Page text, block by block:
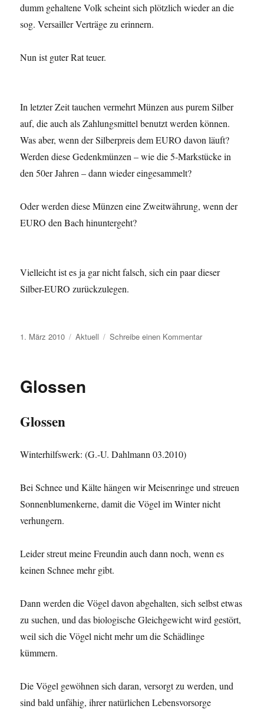
dumm gehaltene Volk scheint sich plötzlich wieder an die
sog. Versailler Verträge zu erinnern.
Nun ist guter Rat teuer.
In letzter Zeit tauchen vermehrt Münzen aus purem Silber
auf, die auch als Zahlungsmittel benutzt werden können.
Was aber, wenn der Silberpreis dem EURO davon läuft?
Werden diese Gedenkmünzen – wie die 5-Markstücke in
den 50er Jahren – dann wieder eingesammelt?
Oder werden diese Münzen eine Zweitwährung, wenn der
EURO den Bach hinuntergeht?
Vielleicht ist es ja gar nicht falsch, sich ein paar dieser
Silber-EURO zurückzulegen.
Veröffentlicht
1. März 2010 Kategorien
Aktuell Schreibe einen Kommentarzu
Glossen
Glossen
Winterhilfswerk: (G.-U. Dahlmann 03.2010)
Bei Schnee und Kälte hängen wir Meisenringe und streuen
Sonnenblumenkerne, damit die Vögel im Winter nicht
verhungern.
Leider streut meine Freundin auch dann noch, wenn es
keinen Schnee mehr gibt.
Dann werden die Vögel davon abgehalten, sich selbst etwas
zu suchen, und das biologische Gleichgewicht wird gestört,
weil sich die Vögel nicht mehr um die Schädlinge
kümmern.
Die Vögel gewöhnen sich daran, versorgt zu werden, und
sind bald unfähig, ihrer natürlichen Lebensvorsorge